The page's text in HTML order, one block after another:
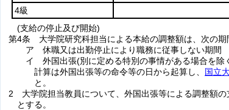
4級
(支給の停止及び開始)
第4条
大学院研究科担当による本給の調整額は、次の
ア 休職又は出勤停止により職務に従事しない期間
イ 外国出張(別に定める特別の事情がある場合を除
計算は外国出張等の命令等の日から起算し、 国立
と。
2
大学院担当教員について、外国出張等による調整額
とする。